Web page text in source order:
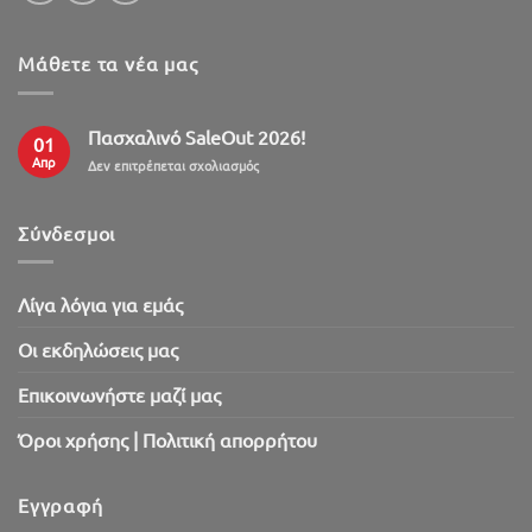
Μάθετε τα νέα μας
01
Απρ
Πασχαλινό SaleOut 2026!
Δεν επιτρέπεται σχολιασμόςστο
Σύνδεσμοι
Λίγα λόγια για εμάς
Oι εκδηλώσεις μας
Επικοινωνήστε μαζί μας
Όροι χρήσης | Πολιτική απορρήτου
Εγγραφή